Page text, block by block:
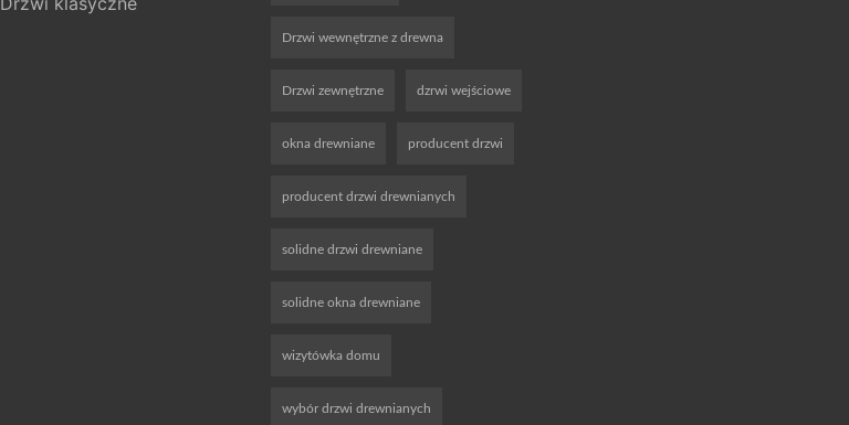
Drzwi wewnętrzne z drewna
Drzwi zewnętrzne dzrwi wejściowe
okna drewniane producent drzwi
producent drzwi drewnianych
solidne drzwi drewniane
solidne okna drewniane
wizytówka domu
wybór drzwi drewnianych